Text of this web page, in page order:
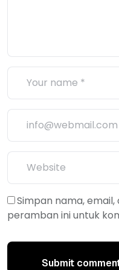
Simpan nama,
peramban ini untuk
Submit